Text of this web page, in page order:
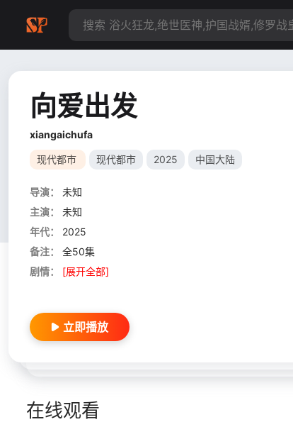
向爱出发
xiangaichufa
现代都市 现代都市 2025 中国大陆
导演：
未知
主演：
未知
年代：
2025
备注：
全50集
剧情：
[展开全部]
立即播放
在线观看